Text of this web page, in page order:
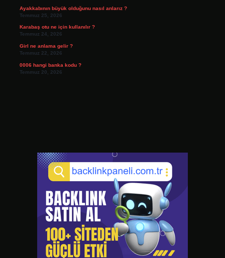
Ayakkabının büyük olduğunu nasıl anlarız ?
Temmuz 25, 2026
Karabaş otu ne için kullanılır ?
Temmuz 24, 2026
Girl ne anlama gelir ?
Temmuz 22, 2026
0006 hangi banka kodu ?
Temmuz 20, 2026